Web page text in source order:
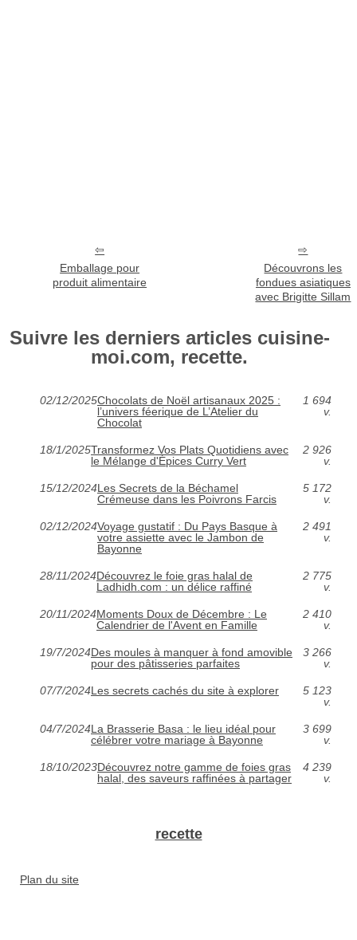
Emballage pour
produit alimentaire
Découvrons les
fondues asiatiques
avec Brigitte Sillam
Suivre les derniers articles cuisine-
moi.com, recette.
02/12/2025Chocolats de Noël artisanaux 2025 :
l’univers féerique de L’Atelier du
Chocolat
1 694
v.
18/1/2025Transformez Vos Plats Quotidiens avec
le Mélange d'Épices Curry Vert
2 926
v.
15/12/2024Les Secrets de la Béchamel
Crémeuse dans les Poivrons Farcis
5 172
v.
02/12/2024Voyage gustatif : Du Pays Basque à
votre assiette avec le Jambon de
Bayonne
2 491
v.
28/11/2024Découvrez le foie gras halal de
Ladhidh.com : un délice raffiné
2 775
v.
20/11/2024Moments Doux de Décembre : Le
Calendrier de l'Avent en Famille
2 410
v.
19/7/2024Des moules à manquer à fond amovible
pour des pâtisseries parfaites
3 266
v.
07/7/2024Les secrets cachés du site à explorer
5 123
v.
04/7/2024La Brasserie Basa : le lieu idéal pour
célébrer votre mariage à Bayonne
3 699
v.
18/10/2023Découvrez notre gamme de foies gras
halal, des saveurs raffinées à partager
4 239
v.
recette
Plan du site